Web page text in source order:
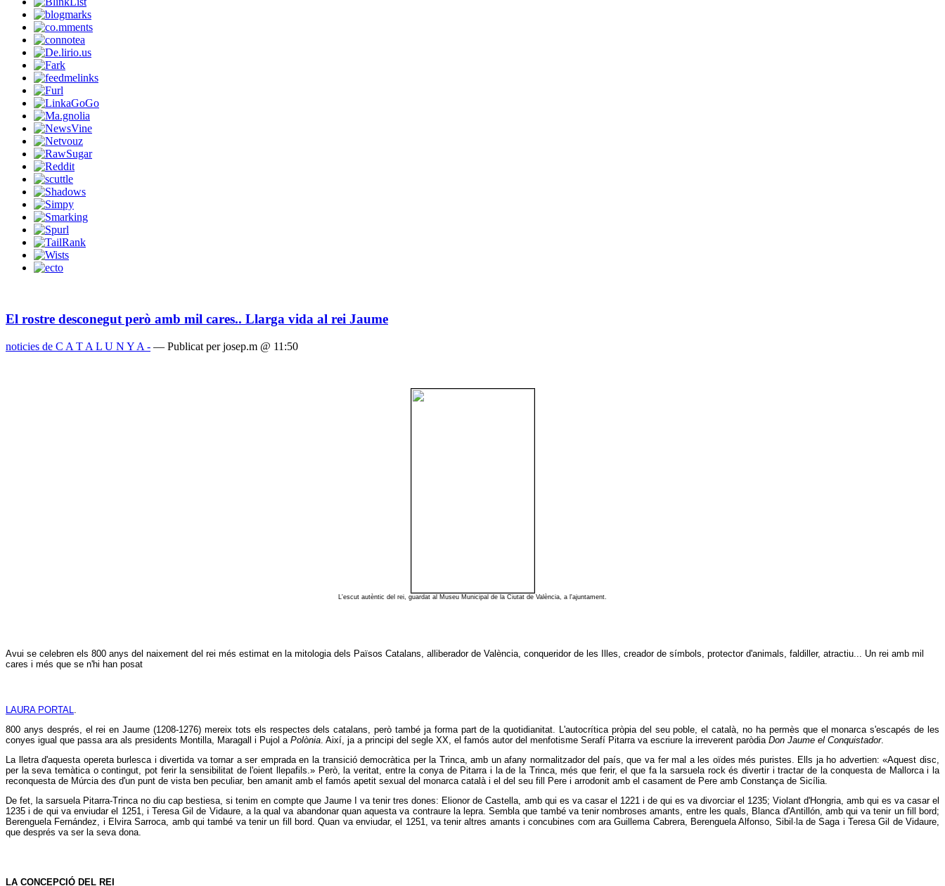
El rostre desconegut però amb mil cares.. Llarga vida al rei Jaume
noticies de C A T A L U N Y A - — Publicat per josep.m @ 11:50
L'escut autèntic del rei, guardat al Museu Municipal de la Ciutat de València, a l'ajuntament.
Avui se celebren els 800 anys del naixement del rei més estimat en la mitologia dels Països Catalans, alliberador de València, conqueridor de les Illes, creador de símbols, protector d'animals, faldiller, atractiu... Un rei amb mil
cares i més que se n'hi han posat
LAURA PORTAL
800 anys després, el rei en Jaume (1208-1276) mereix tots els respectes dels catalans, però també ja forma part de la quotidianitat. L'autocrítica pròpia del seu poble, el català, no ha permès que el monarca s'escapés de les
conyes igual que passa ara als presidents Montilla, Maragall i Pujol a Polònia . Així, ja a principi del segle XX, el famós autor del menfotisme Serafí Pitarra va escriure la irreverent paròdia Don Jaume el Conquistador.
La lletra d'aquesta opereta burlesca i divertida va tornar a ser emprada en la transició democràtica per la Trinca, amb un afany normalitzador del país, que va fer mal a les oïdes més puristes. Ells ja ho advertien: «Aquest disc,
per la seva temàtica o contingut, pot ferir la sensibilitat de l'oient llepafils.» Però, la veritat, entre la conya de Pitarra i la de la Trinca, més que ferir, el que fa la sarsuela rock és divertir i tractar de la conquesta de Mallorca i la
reconquesta de Múrcia des d'un punt de vista ben peculiar, ben amanit amb el famós apetit sexual del monarca català i el del seu fill Pere i arrodonit amb el casament de Pere amb Constança de Sicília.
De fet, la sarsuela Pitarra-Trinca no diu cap bestiesa, si tenim en compte que Jaume I va tenir tres dones: Elionor de Castella, amb qui es va casar el 1221 i de qui es va divorciar el 1235; Violant d'Hongria, amb qui es va casar el
1235 i de qui va enviudar el 1251, i Teresa Gil de Vidaure, a la qual va abandonar quan aquesta va contraure la lepra. Sembla que també va tenir nombroses amants, entre les quals, Blanca d'Antillón, amb qui va tenir un fill bord;
Berenguela Fernández, i Elvira Sarroca, amb qui també va tenir un fill bord. Quan va enviudar, el 1251, va tenir altres amants i concubines com ara Guillema Cabrera, Berenguela Alfonso, Sibil·la de Saga i Teresa Gil de Vidaure,
que després va ser la seva dona.
LA CONCEPCIÓ DEL REI